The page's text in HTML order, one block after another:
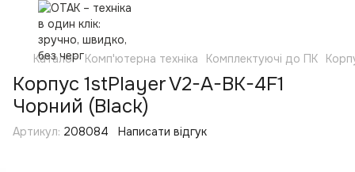
Каталог Комп'ютерна техніка Комплектуючі до ПК
Корпус 1stPlayer V2-A-BK-4F1
Чорний (Black)
Артикул: 208084 Написати відгук